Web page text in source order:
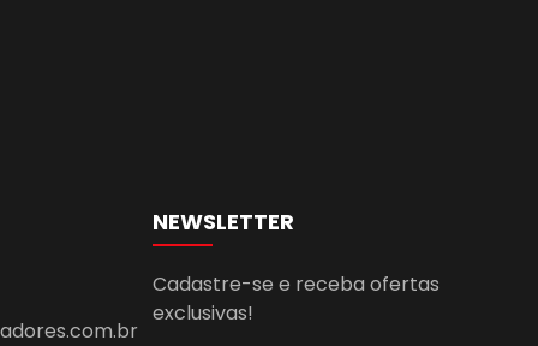
NEWSLETTER
Cadastre-se e receba ofertas
exclusivas!